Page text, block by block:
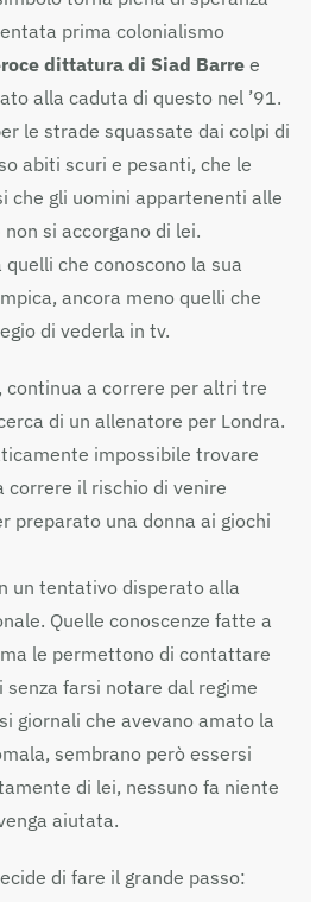
prima colonialismo
dittatura di Siad Barre e
alla caduta di questo nel ’91.
le strade squassate dai colpi di
abiti scuri e pesanti, che le
che gli uomini appartenenti alle
non si accorgano di lei.
che conoscono la sua
ancora meno quelli che
di vederla in tv.
continua a correre per altri tre
di un allenatore per Londra.
impossibile trovare
correre il rischio di venire
preparato una donna ai giochi
un tentativo disperato alla
Quelle conoscenze fatte a
le permettono di contattare
farsi notare dal regime
giornali che avevano amato la
sembrano però essersi
di lei, nessuno fa niente
aiutata.
di fare il grande passo: